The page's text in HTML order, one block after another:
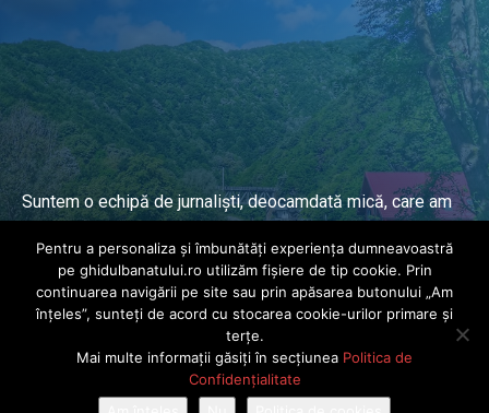
Suntem o echipă de jurnaliști, deocamdată mică, care am
ani.
© Ghidul Banatului 2025. Toate drepturile rezervate · Dezvoltat de
Power Media FX
Pentru a personaliza și îmbunătăți experiența dumneavoastră
pe ghidulbanatului.ro utilizăm fișiere de tip cookie. Prin
continuarea navigării pe site sau prin apăsarea butonului „Am
înțeles”, sunteți de acord cu stocarea cookie-urilor primare și
terțe.
Mai multe informații găsiți în secțiunea Politica de
Confidențialitate